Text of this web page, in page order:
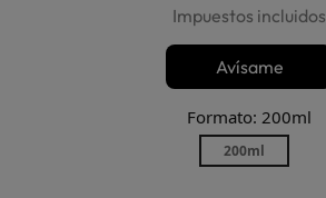
Impuestos incluidos
Avísame
Formato: 200ml
200ml